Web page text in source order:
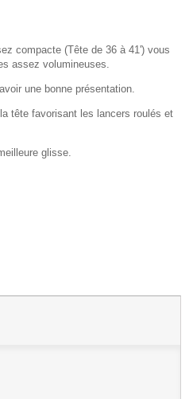
compacte (Tête de 36 à 41') vous
assez volumineuses.
une bonne présentation.
tête favorisant les lancers roulés et
glisse.